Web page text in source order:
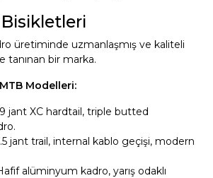
üretiminde uzmanlaşmış ve kaliteli
tanınan bir marka.
Modelleri:
jant XC hardtail, triple butted
jant trail, internal kablo geçişi, modern
alüminyum kadro, yarış odaklı